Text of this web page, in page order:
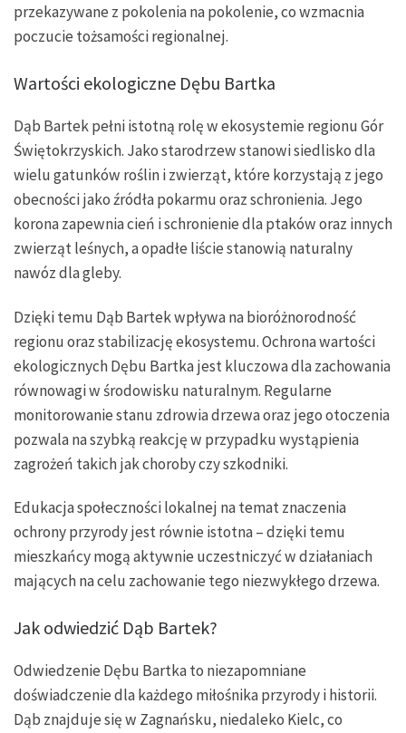
przekazywane z pokolenia na pokolenie, co wzmacnia
poczucie tożsamości regionalnej.
Wartości ekologiczne Dębu Bartka
Dąb Bartek pełni istotną rolę w ekosystemie regionu Gór
Świętokrzyskich. Jako starodrzew stanowi siedlisko dla
wielu gatunków roślin i zwierząt, które korzystają z jego
obecności jako źródła pokarmu oraz schronienia. Jego
korona zapewnia cień i schronienie dla ptaków oraz innych
zwierząt leśnych, a opadłe liście stanowią naturalny
nawóz dla gleby.
Dzięki temu Dąb Bartek wpływa na bioróżnorodność
regionu oraz stabilizację ekosystemu. Ochrona wartości
ekologicznych Dębu Bartka jest kluczowa dla zachowania
równowagi w środowisku naturalnym. Regularne
monitorowanie stanu zdrowia drzewa oraz jego otoczenia
pozwala na szybką reakcję w przypadku wystąpienia
zagrożeń takich jak choroby czy szkodniki.
Edukacja społeczności lokalnej na temat znaczenia
ochrony przyrody jest równie istotna – dzięki temu
mieszkańcy mogą aktywnie uczestniczyć w działaniach
mających na celu zachowanie tego niezwykłego drzewa.
Jak odwiedzić Dąb Bartek?
Odwiedzenie Dębu Bartka to niezapomniane
doświadczenie dla każdego miłośnika przyrody i historii.
Dąb znajduje się w Zagnańsku, niedaleko Kielc, co